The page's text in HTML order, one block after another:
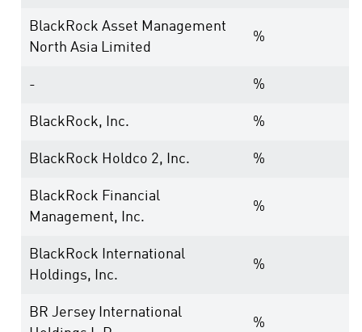
BlackRock Asset Management
North Asia Limited
%
- %
BlackRock, Inc. %
BlackRock Holdco 2, Inc. %
BlackRock Financial
Management, Inc.
%
BlackRock International
Holdings, Inc.
%
BR Jersey International
%